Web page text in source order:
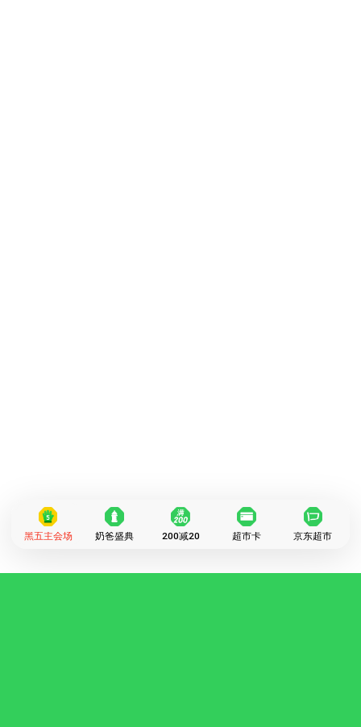
黑五主会场 奶爸盛典 200减20 超市卡 京东超市